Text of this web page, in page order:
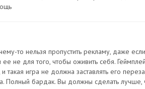
то нельзя пропустить рекламу, даже
не для того, чтобы оживить себя.
игра не должна заставлять его
Полный бардак. Вы должны сделать лучше,